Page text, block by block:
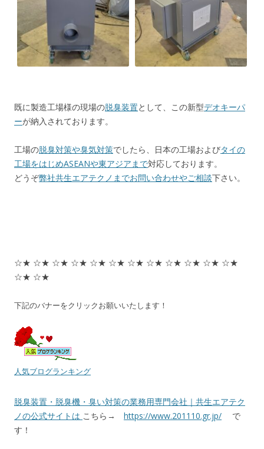
既に製造工場様の現場の脱臭装置として、この新型デオキーパ
ーが納入されております。
工場の脱臭対策や臭気対策でしたら、日本の工場およびタイの
工場をはじめASEANや東アジアまで対応しております。
どうぞ弊社共生エアテクノまでお問い合わせやご相談下さい。
☆★ ☆★ ☆★ ☆★ ☆★ ☆★ ☆★ ☆★ ☆★ ☆★ ☆★ ☆★
☆★ ☆★
下記のバナーをクリックお願いいたします！
人気ブログランキング
脱臭装置・脱臭機・臭い対策の業務用専門会社｜共生エアテク
ノの公式サイトは こちら→ https://www.201110.gr.jp/ で
す！